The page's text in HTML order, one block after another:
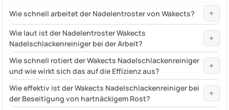
Wie schnell arbeitet der Nadelentroster von Wakects? +
Wie laut ist der Nadelentroster Wakects
Nadelschlackenreiniger bei der Arbeit?
+
Wie schnell rotiert der Wakects Nadelschlackenreiniger
und wie wirkt sich das auf die Effizienz aus?
+
Wie effektiv ist der Wakects Nadelschlackenreiniger bei
der Beseitigung von hartnäckigem Rost?
+